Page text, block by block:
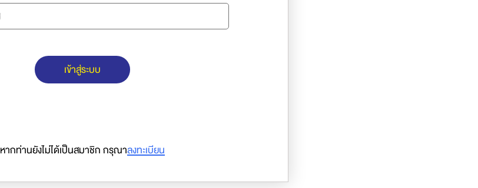
เข้าสู่ระบบ
หากท่านยังไม่ได้เป็นสมาชิก กรุณาลงทะเบียน